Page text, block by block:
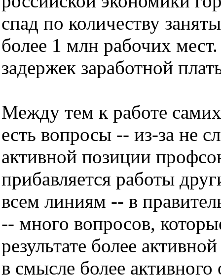
спад по количеству
более 1 млн рабочих
задержек заработной
Между тем к работе
есть вопросы -- из-за не
активной позиции
прибавляется работы
всем линиям -- в
-- много вопросов,
результате более
в смысле более активного